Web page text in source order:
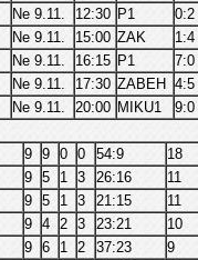
Ne 9.11. 12:30 P1
0:2
Ne 9.11. 15:00 ZAK
1:4
Ne 9.11. 16:15 P1
7:0
Ne 9.11. 17:30 ZABEH 4:5
Ne 9.11. 20:00 MIKU1 9:0
9 9 0 0 54:9
18
9 5 1 3 26:16
11
9 5 1 3 21:15
11
9 4 2 3 23:21
10
9 6 1 2 37:23
9